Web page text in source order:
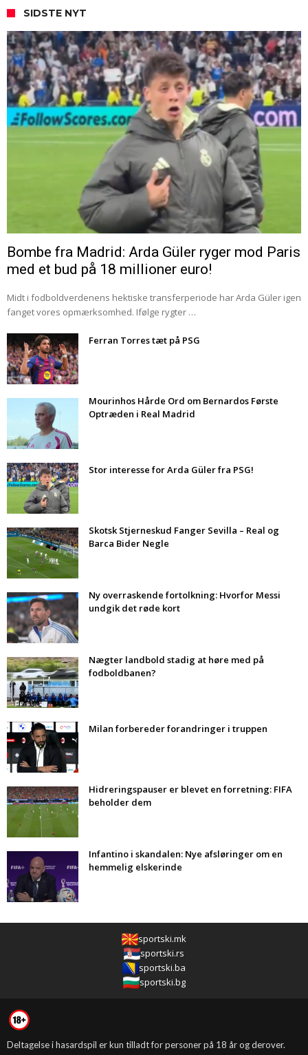
SIDSTE NYT
Bombe fra Madrid: Arda Güler ryger mod Paris
med et bud på 18 millioner euro!
Midt i fodboldverdenens hektiske transferperiode har Arda Güler igen
fanget vores opmærksomhed. Ifølge rygter …
Ferran Torres tæt på PSG
Mourinhos Hårde Ord om Bernardos Første
Optræden i Real Madrid
Stor interesse for Arda Güler fra PSG!
Skotsk Stjerneskud Fanger Sevilla – Real og
Barca Bider Negle
Ny overraskende fortolkning: Hvorfor Messi
undgik det røde kort
Nægter landbold stadig at høre med på
fodboldbanen?
Milan forbereder forandringer i truppen
Hidreringspauser er blevet en forretning: FIFA
beholder dem
Infantino i skandalen: Nye afsløringer om en
hemmelig elskerinde
sportski.mk
sportski.rs
sportski.ba
sportski.bg
Deltagelse i hasardspil er kun tilladt for personer på 18 år og derover.